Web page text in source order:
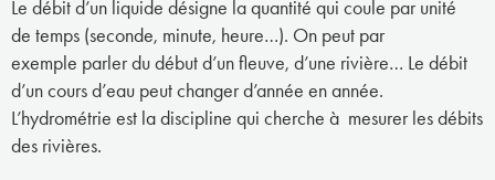
Le débit d’un liquide désigne la quantité qui coule par unité
de temps (seconde, minute, heure…). On peut par
exemple parler du début d’un fleuve, d’une rivière… Le débit
d’un cours d’eau peut changer d’année en année.
L’hydrométrie est la discipline qui cherche à mesurer les débits
des rivières.